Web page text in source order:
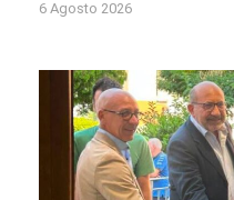
6 Agosto 2026